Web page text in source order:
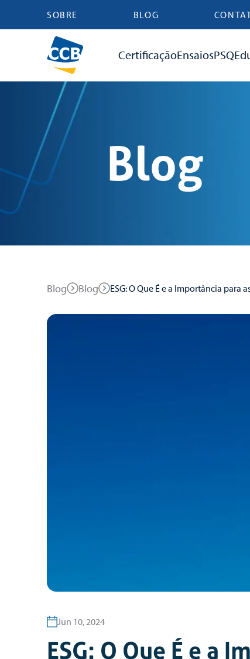
SOBRE BLOG
CertificaçãoEnsaiosPSQ
Blog
Blog Blog ESG: O Que É e a Importância para
Jun 10, 2024
ESG: O Que É e a